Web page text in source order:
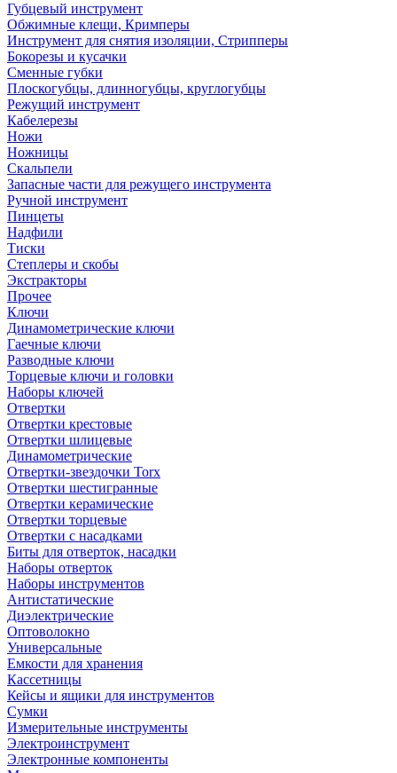
Губцевый инструмент
Обжимные клещи, Кримперы
Инструмент для снятия изоляции, Стрипперы
Бокорезы и кусачки
Сменные губки
Плоскогубцы, длинногубцы, круглогубцы
Режущий инструмент
Кабелерезы
Ножи
Ножницы
Скальпели
Запасные части для режущего инструмента
Ручной инструмент
Пинцеты
Надфили
Тиски
Степлеры и скобы
Экстракторы
Прочее
Ключи
Динамометрические ключи
Гаечные ключи
Разводные ключи
Торцевые ключи и головки
Наборы ключей
Отвертки
Отвертки крестовые
Отвертки шлицевые
Динамометрические
Отвертки-звездочки Torx
Отвертки шестигранные
Отвертки керамические
Отвертки торцевые
Отвертки с насадками
Биты для отверток, насадки
Наборы отверток
Наборы инструментов
Антистатические
Диэлектрические
Оптоволокно
Универсальные
Емкости для хранения
Кассетницы
Кейсы и ящики для инструментов
Сумки
Измерительные инструменты
Электроинструмент
Электронные компоненты